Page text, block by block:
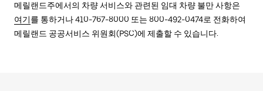
메릴랜드주에서의 차량 서비스와 관련된 임대 차량 불만 사항은
여기를 통하거나 410-767-8000 또는 800-492-0474로 전화하여
메릴랜드 공공서비스 위원회(PSC)에 제출할 수 있습니다.